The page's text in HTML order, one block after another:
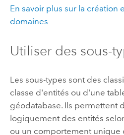
En savoir plus sur la création
domaines
Utiliser des sous-
Les sous-types sont des
classe d'entités ou d'une
géodatabase. Ils permettent
logiquement des entités
ou un comportement unique